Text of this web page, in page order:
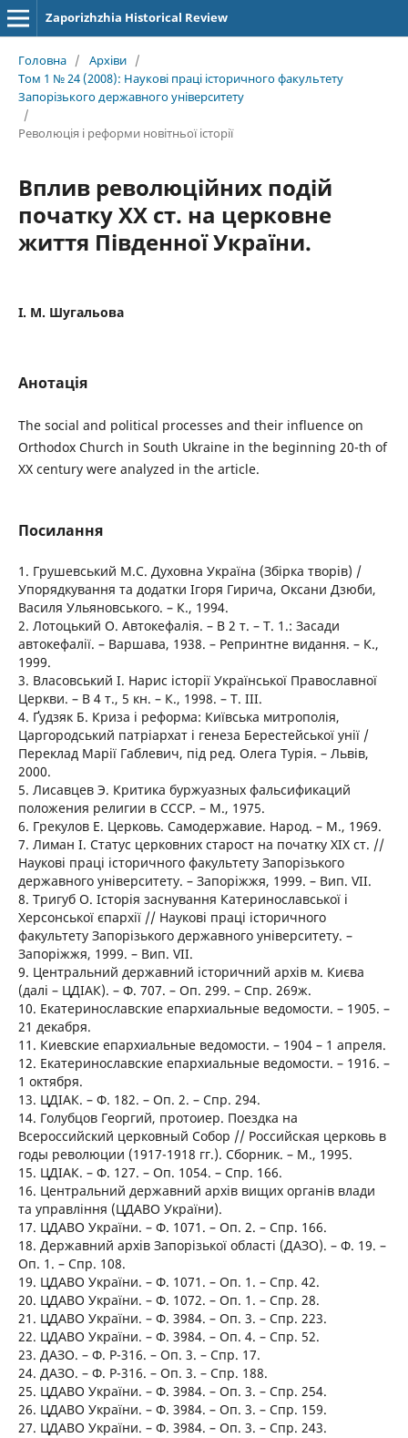
Zaporizhzhia Historical Review
Головна / Архіви /
Том 1 № 24 (2008): Наукові праці історичного факультету
Запорізького державного університету
/
Революція і реформи новітньої історії
Вплив революційних подій
початку ХХ ст. на церковне
життя Південної України.
І. М. Шугальова
Анотація
The social and political processes and their influence on
Orthodox Church in South Ukraine in the beginning 20-th of
XX century were analyzed in the article.
Посилання
1. Грушевський М.С. Духовна Україна (Збірка творів) /
Упорядкування та додатки Ігоря Гирича, Оксани Дзюби,
Василя Ульяновського. – К., 1994.
2. Лотоцький О. Автокефалія. – В 2 т. – Т. 1.: Засади
автокефалії. – Варшава, 1938. – Репринтне видання. – К.,
1999.
3. Власовський І. Нарис історії Української Православної
Церкви. – В 4 т., 5 кн. – К., 1998. – Т. ІІІ.
4. Ґудзяк Б. Криза і реформа: Київська митрополія,
Царгородський патріархат і генеза Берестейської унії /
Переклад Марії Габлевич, під ред. Олега Турія. – Львів,
2000.
5. Лисавцев Э. Критика буржуазных фальсификаций
положения религии в СССР. – М., 1975.
6. Грекулов Е. Церковь. Самодержавие. Народ. – М., 1969.
7. Лиман І. Статус церковних старост на початку ХІХ ст. //
Наукові праці історичного факультету Запорізького
державного університету. – Запоріжжя, 1999. – Вип. VII.
8. Тригуб О. Історія заснування Катеринославської і
Херсонської єпархії // Наукові праці історичного
факультету Запорізького державного університету. –
Запоріжжя, 1999. – Вип. VII.
9. Центральний державний історичний архів м. Києва
(далі – ЦДІАК). – Ф. 707. – Оп. 299. – Спр. 269ж.
10. Екатеринославские епархиальные ведомости. – 1905. –
21 декабря.
11. Киевские епархиальные ведомости. – 1904 – 1 апреля.
12. Екатеринославские епархиальные ведомости. – 1916. –
1 октября.
13. ЦДІАК. – Ф. 182. – Оп. 2. – Спр. 294.
14. Голубцов Георгий, протоиер. Поездка на
Всероссийский церковный Собор // Российская церковь в
годы революции (1917-1918 гг.). Сборник. – М., 1995.
15. ЦДІАК. – Ф. 127. – Оп. 1054. – Спр. 166.
16. Центральний державний архів вищих органів влади
та управління (ЦДАВО України).
17. ЦДАВО України. – Ф. 1071. – Оп. 2. – Спр. 166.
18. Державний архів Запорізької області (ДАЗО). – Ф. 19. –
Оп. 1. – Спр. 108.
19. ЦДАВО України. – Ф. 1071. – Оп. 1. – Спр. 42.
20. ЦДАВО України. – Ф. 1072. – Оп. 1. – Спр. 28.
21. ЦДАВО України. – Ф. 3984. – Оп. 3. – Спр. 223.
22. ЦДАВО України. – Ф. 3984. – Оп. 4. – Спр. 52.
23. ДАЗО. – Ф. Р-316. – Оп. 3. – Спр. 17.
24. ДАЗО. – Ф. Р-316. – Оп. 3. – Спр. 188.
25. ЦДАВО України. – Ф. 3984. – Оп. 3. – Спр. 254.
26. ЦДАВО України. – Ф. 3984. – Оп. 3. – Спр. 159.
27. ЦДАВО України. – Ф. 3984. – Оп. 3. – Спр. 243.